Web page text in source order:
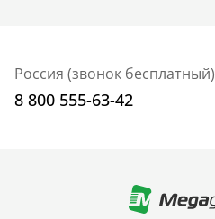
Россия (звонок бесплатный)
8 800 555-63-42
+7 (499) 705-30-10